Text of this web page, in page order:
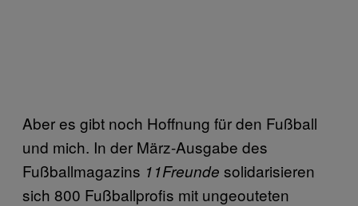
Aber es gibt noch Hoffnung für den Fußball
und mich. In der März-Ausgabe des
Fußballmagazins 11Freunde solidarisieren
sich 800 Fußballprofis mit ungeouteten